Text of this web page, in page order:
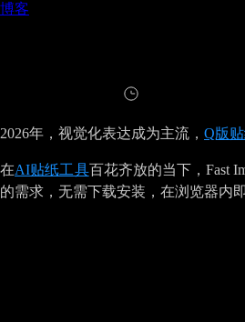
博客
2026年，视觉化表达成为主流， Q版
在AI贴纸工具百花齐放的当下，Fast
的需求，无需下载安装，在浏览器内